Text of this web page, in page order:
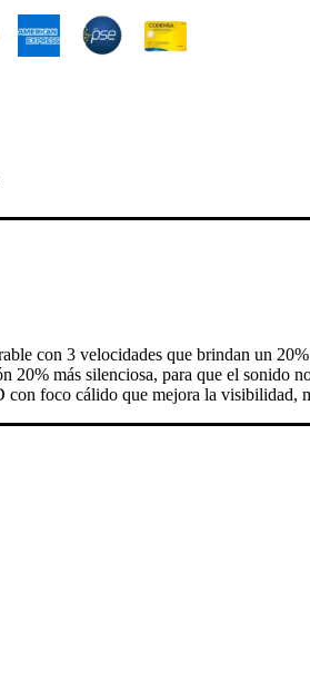
con 3 velocidades que brindan un
20% más silenciosa, para que el sonido
foco cálido que mejora la visibilidad,